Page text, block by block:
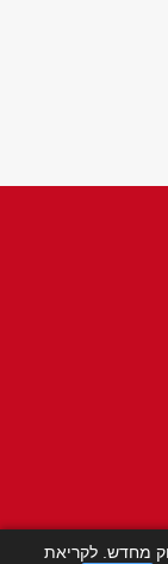
מחדש. לקריאת